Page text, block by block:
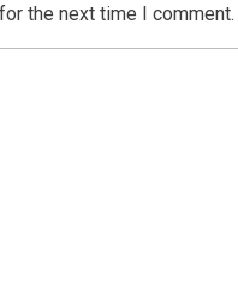
the next time I comment.